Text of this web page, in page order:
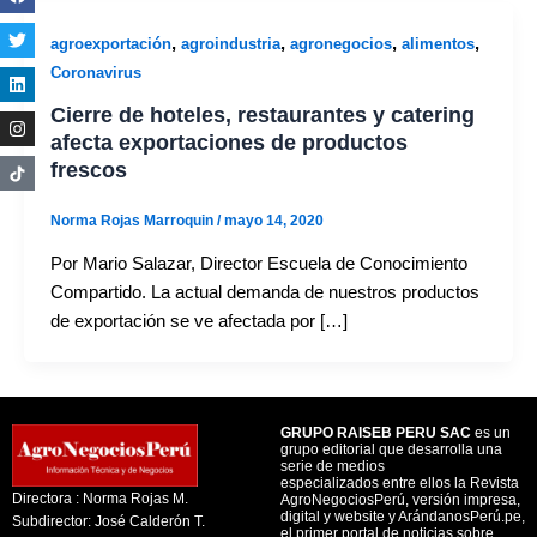
agroexportación, agroindustria, agronegocios, alimentos,
Coronavirus
Cierre de hoteles, restaurantes y catering
afecta exportaciones de productos
frescos
Norma Rojas Marroquin /mayo 14, 2020
Por Mario Salazar, Director Escuela de Conocimiento
Compartido. La actual demanda de nuestros productos
de exportación se ve afectada por […]
Directora : Norma Rojas M.
Subdirector: José Calderón T.
GRUPO RAISEB PERU SAC es un
grupo editorial que desarrolla una
serie de medios
especializados entre ellos la Revista
AgroNegociosPerú, versión impresa,
digital y website y ArándanosPerú.pe,
el primer portal de noticias sobre